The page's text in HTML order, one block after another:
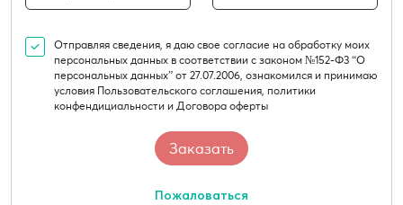
Отправляя сведения, я даю свое согласие на обработку моих
персональных данных в соответствии с законом №152-Ф3 “О
персональных данных” от 27.07.2006, ознакомился и принимаю
условия Пользовательского соглашения, политики
конфендициальности и Договора оферты
Пожаловаться